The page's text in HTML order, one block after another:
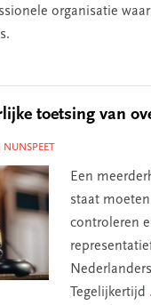
organisatie
toetsing van
Een
staat
controleren
Tegelijkertijd